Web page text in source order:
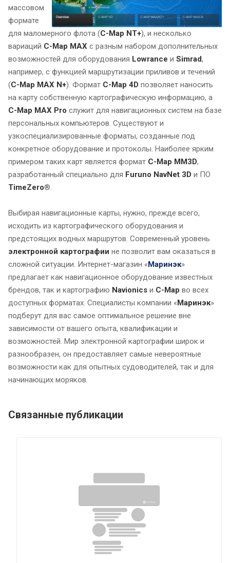
массовом
формате
для маломерного флота (C-Map NT+), и несколько
вариаций C-Map MAX с разным набором дополнительных
возможностей для оборудования Lowrance и Simrad,
например, с функцией маршрутизации приливов и течений
(C-Map MAX N+). Формат C-Map 4D позволяет наносить
на карту собственную картографическую информацию, а
C-Map MAX Pro служит для навигационных систем на базе
персональных компьютеров. Существуют и
узкоспециализированные форматы, созданные под
конкретное оборудование и протоколы. Наиболее ярким
примером таких карт является формат C-Map MM3D,
разработанный специально для Furuno NavNet 3D и ПО
TimeZero®.
Выбирая навигационные карты, нужно, прежде всего,
исходить из картографического оборудования и
предстоящих водных маршрутов. Современный уровень
электронной картографии не позволит вам оказаться в
сложной ситуации. Интернет-магазин «Маринэк»
предлагает как навигационное оборудование известных
брендов, так и картографию Navionics и C-Map во всех
доступных форматах. Специалисты компании «Маринэк»
подберут для вас самое оптимальное решение вне
зависимости от вашего опыта, квалификации и
возможностей. Мир электронной картографии широк и
разнообразен, он предоставляет самые невероятные
возможности как для опытных судоводителей, так и для
начинающих моряков.
Связанные публикации